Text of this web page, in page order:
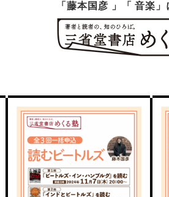
「藤本国彦 」「 音楽